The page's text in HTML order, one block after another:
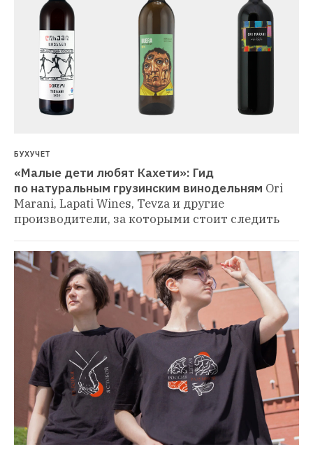
БУХУЧЕТ
«Малые дети любят Кахети»: Гид
по натуральным грузинским винодельням Ori
Marani, Lapati Wines, Tevza и другие
производители, за которыми стоит следить